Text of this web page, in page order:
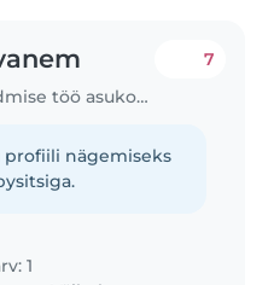
Lapsehoidmise töö asukohas Tallinn
7
profiili nägemiseks
1